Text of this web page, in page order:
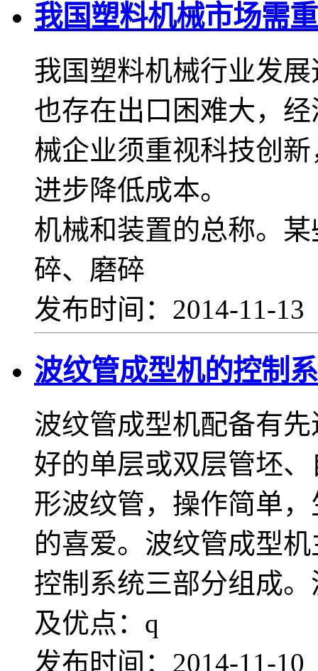
我国塑料机械市场需
我国塑料机械行业发
也存在出口困难大，
械企业须重视科技创
进步降低成本。
机械和装置的总称。
碎、磨碎
发布时间：2014-11-
波纹管成型机的控制
波纹管成型机配备有
好的单层或双层管坯
形波纹管，操作简单
的喜爱。波纹管成型
控制系统三部分组成
及优点：q
发布时间：2014-11-